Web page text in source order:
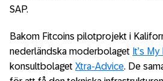
SAP.
Bakom Fitcoins pilotprojekt i
nederländska moderbolaget It’s
konsultbolaget Xtra-Advice. De